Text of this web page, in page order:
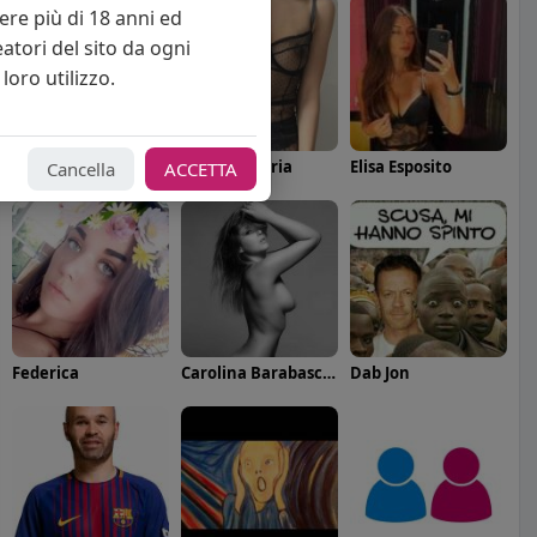
Angelica Cattaneo callmevittoria Elisa Esposito
Federica Carolina Barabaschi Dab Jon
più di 18 anni ed
del sito da ogni
utilizzo.
Cancella ACCETTA